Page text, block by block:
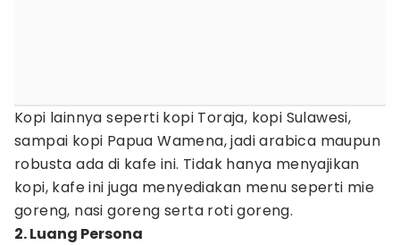
Kopi lainnya seperti kopi Toraja, kopi Sulawesi,
sampai kopi Papua Wamena, jadi arabica maupun
robusta ada di kafe ini. Tidak hanya menyajikan
kopi, kafe ini juga menyediakan menu seperti mie
goreng, nasi goreng serta roti goreng.
2. Luang Persona